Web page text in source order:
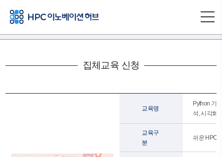
집체교육 신청
교육명
Python 기
석, 시각화)
교육구
분
쉬운 HPC